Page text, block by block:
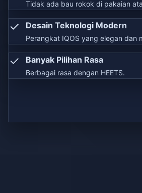
Tidak ada bau rokok di pakaian
✓ Desain Teknologi Modern
Perangkat IQOS yang elegan dan
✓ Banyak Pilihan Rasa
Berbagai rasa dengan HEETS.